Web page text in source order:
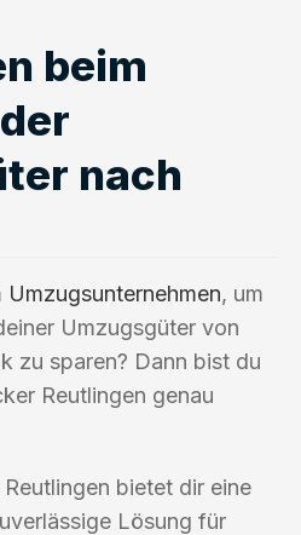
beim
nach
Umzugsunternehmen, um
Umzugsgüter von
zu sparen? Dann bist du
Reutlingen genau
bietet dir eine
Lösung für